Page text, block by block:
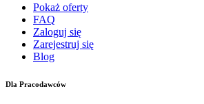
Pokaż oferty
FAQ
Zaloguj się
Zarejestruj się
Blog
Dla Pracodawców